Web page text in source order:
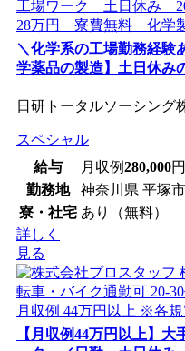
＼化学系の工場勤務経験
学薬品の製造】土日休み
日研トータルソーシン
スペシャル
給与
月収例280,000円
勤務地
神奈川県 平塚市
寮・社宅 あり（無料）
詳しく
見る
【月収例44万円以上】